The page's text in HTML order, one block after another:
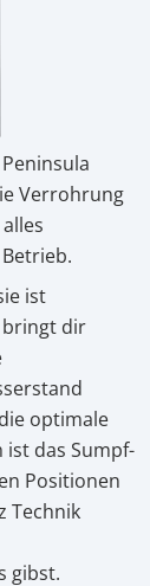
Verrohrung
ist
bringt dir
optimale
ist das Sumpf-
Positionen
Technik
gibst.